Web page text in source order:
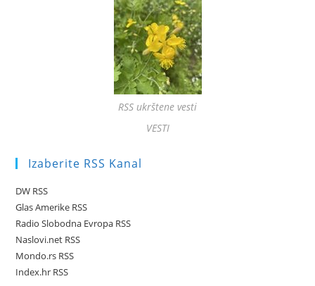
RSS ukrštene vesti
VESTI
Izaberite RSS Kanal
DW RSS
Glas Amerike RSS
Radio Slobodna Evropa RSS
Naslovi.net RSS
Mondo.rs RSS
Index.hr RSS